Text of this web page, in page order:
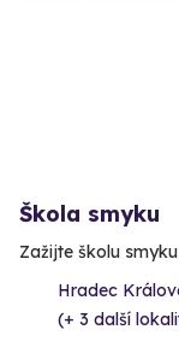
Škola smyku
Zažijte školu
Hradec
(+ 3 další